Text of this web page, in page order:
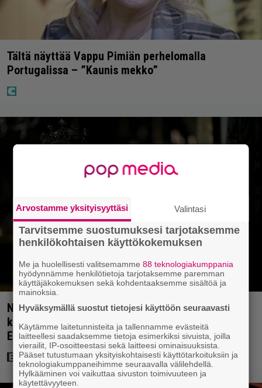
Tältä näyttää Vappu Pimiän perhelomalla
Portugalissa – ”Kaunis mekko”
Netflixissä on nyt upea sarja keskiajan
kuninkaallisten aikakaudelta – keskiössä julma
Englannin hallitsija Henrik VIII
Arvostamme yksityisyyttäsi Valintasi
Tarvitsemme suostumuksesi tarjotaksemme
henkilökohtaisen käyttökokemuksen
Me ja huolellisesti valitsemamme88 teknologiakumppania
hyödynnämme henkilötietoja tarjotaksemme paremman
käyttäjäkokemuksen sekä kohdentaaksemme sisältöä ja
mainoksia.
Hyväksymällä suostut tietojesi käyttöön seuraavasti
Käytämme laitetunnisteita ja tallennamme evästeitä
laitteellesi saadaksemme tietoja esimerkiksi sivuista, joilla
vierailit, IP-osoitteestasi sekä laitteesi ominaisuuksista.
Pääset tutustumaan yksityiskohtaisesti käyttötarkoituksiin ja
teknologiakumppaneihimme seuraavalla välilehdellä.
Hylkääminen voi vaikuttaa sivuston toimivuuteen ja
käytettävyyteen.